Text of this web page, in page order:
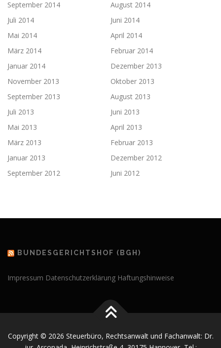
September 2014
August 2014
Juli 2014
Juni 2014
Mai 2014
April 2014
März 2014
Februar 2014
Januar 2014
Dezember 2013
November 2013
Oktober 2013
September 2013
August 2013
Juli 2013
Juni 2013
Mai 2013
April 2013
März 2013
Februar 2013
Januar 2013
Dezember 2012
September 2012
Juni 2012
BUNDESGERICHTSHOF (BGH)
Impressum Datenschutzerklärung Haftungshinweise
Copyright © 2026 Steuerbüro, Rechtsanwalt und Fachanwalt: Dr.